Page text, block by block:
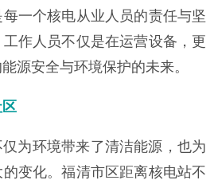
一个核电从业人员的责任与坚
作人员不仅是在运营设备，更
源安全与环境保护的未来。
为环境带来了清洁能源，也为
变化。福清市区距离核电站不